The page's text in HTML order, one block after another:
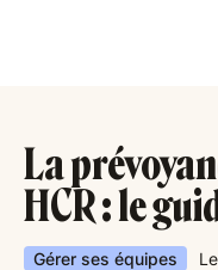
La
HCR : le
Gérer ses équipes